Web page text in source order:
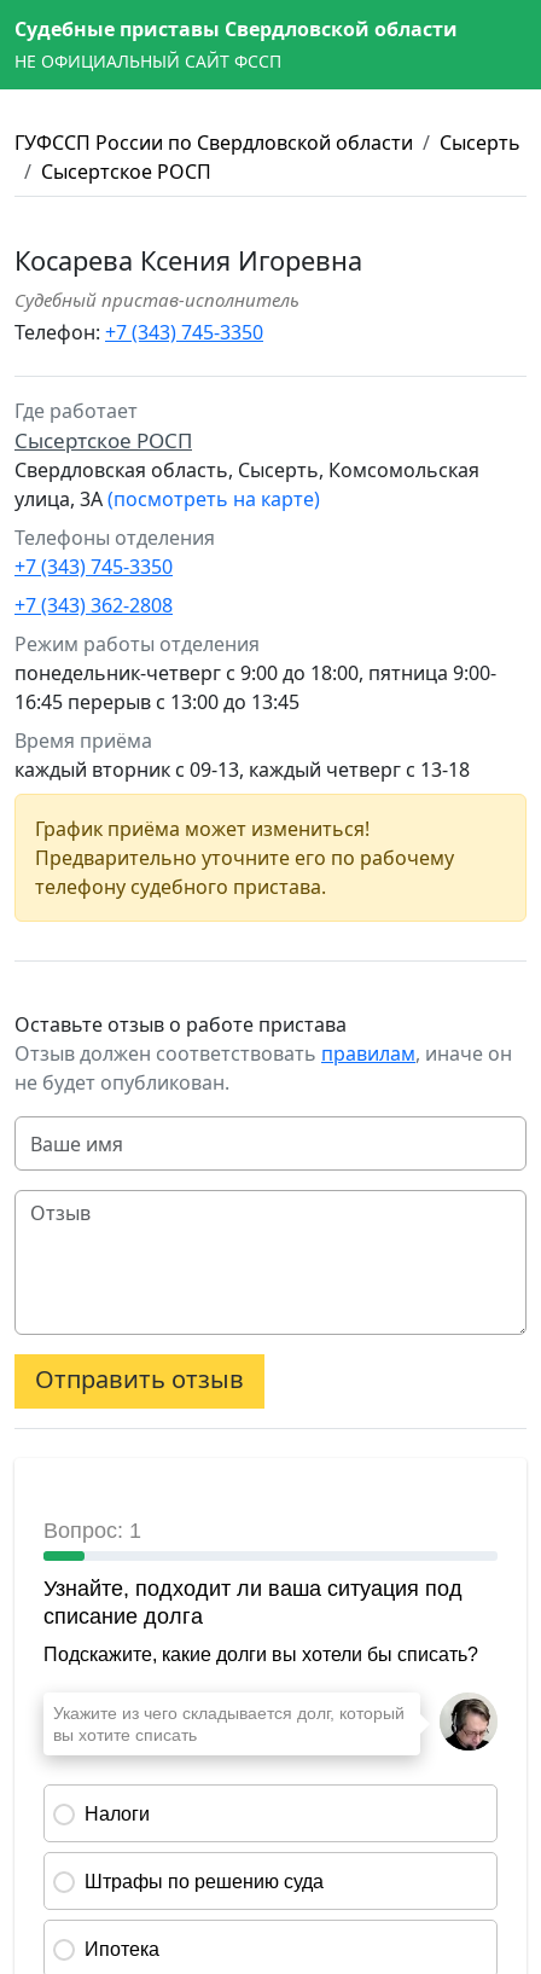
Судебные приставы Свердловской области
НЕ ОФИЦИАЛЬНЫЙ САЙТ ФССП
ГУФССП России по Свердловской области
Сысерть
Сысертское РОСП
Косарева Ксения Игоревна
Судебный пристав-исполнитель
Телефон: +7 (343) 745-3350
Где работает
Сысертское РОСП
Свердловская область, Сысерть, Комсомольская
улица, 3А(посмотреть на карте)
Телефоны отделения
+7 (343) 745-3350
+7 (343) 362-2808
Режим работы отделения
понедельник-четверг с 9:00 до 18:00, пятница 9:00-
16:45 перерыв с 13:00 до 13:45
Время приёма
каждый вторник с 09-13, каждый четверг с 13-18
График приёма может измениться!
Предварительно уточните его по рабочему
телефону судебного пристава.
Оставьте отзыв о работе пристава
Отзыв должен соответствовать правилам, иначе он
не будет опубликован.
Отправить отзыв